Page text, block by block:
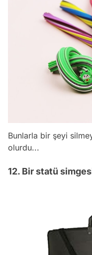
Bunlarla bir şeyi
olurdu...
12. Bir statü